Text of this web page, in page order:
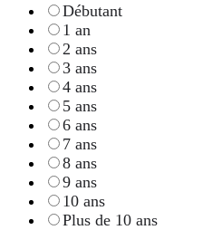
Débutant
1 an
2 ans
3 ans
4 ans
5 ans
6 ans
7 ans
8 ans
9 ans
10 ans
Plus de 10 ans